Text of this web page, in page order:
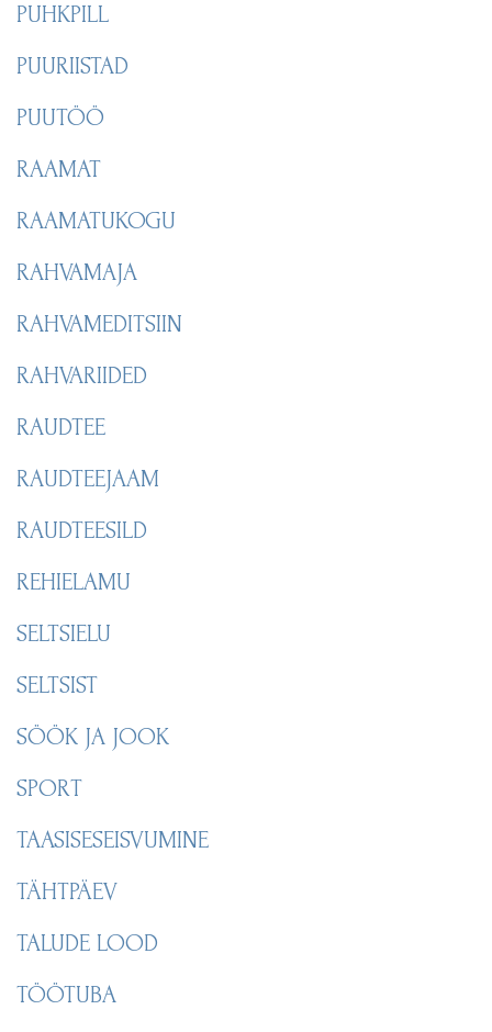
PUHKPILL
PUURIISTAD
PUUTÖÖ
RAAMAT
RAAMATUKOGU
RAHVAMAJA
RAHVAMEDITSIIN
RAHVARIIDED
RAUDTEE
RAUDTEEJAAM
RAUDTEESILD
REHIELAMU
SELTSIELU
SELTSIST
SÖÖK JA JOOK
SPORT
TAASISESEISVUMINE
TÄHTPÄEV
TALUDE LOOD
TÖÖTUBA